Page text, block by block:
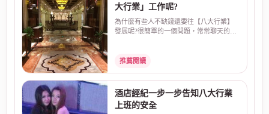
大行業」工作呢?
為什麼有些人不缺錢還要往【八大行業】
發展呢?很簡單的一個問題，常常聊天的時
推薦閱讀
酒店經紀一步一步告知八大行業
上班的安全